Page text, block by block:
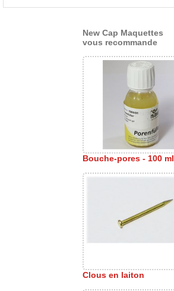
New Cap Maquettes
vous recommande
Bouche-pores - 100 ml
Clous en laiton